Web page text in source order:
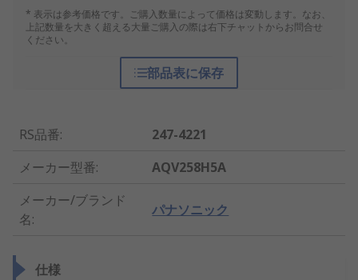
* 表示は参考価格です。ご購入数量によって価格は変動します。なお、
上記数量を大きく超える大量ご購入の際は右下チャットからお問合せ
ください。
部品表に保存
RS品番:
247-4221
メーカー型番:
AQV258H5A
メーカー/ブランド
名:
パナソニック
仕様